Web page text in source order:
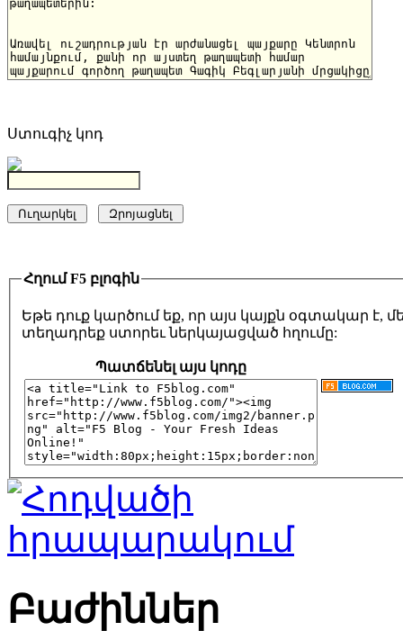
Ստուգիչ կոդ
Հղում F5 բլոգին
Եթե դուք կարծում եք, որ այս կայքն օգտակար է,
տեղադրեք ստորեւ ներկայացված հղումը:
Պատճենել այս կոդը
Բաժիններ